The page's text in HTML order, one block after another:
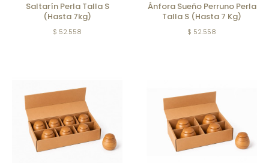
Saltarín Perla Talla S
(Hasta 7kg)
$ 52.558
Ánfora Sueño Perruno Perla
Talla S (Hasta 7 Kg)
$ 52.558